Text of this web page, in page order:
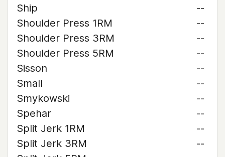
Ship
--
Shoulder Press 1RM
--
Shoulder Press 3RM
--
Shoulder Press 5RM
--
Sisson
--
Small
--
Smykowski
--
Spehar
--
Split Jerk 1RM
--
Split Jerk 3RM
--